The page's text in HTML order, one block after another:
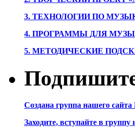
3. ТЕХНОЛОГИИ ПО
4. ПРОГРАММЫ ДЛЯ
5. МЕТОДИЧЕСКИЕ
Создана группа нашего
Заходите, вступайте в